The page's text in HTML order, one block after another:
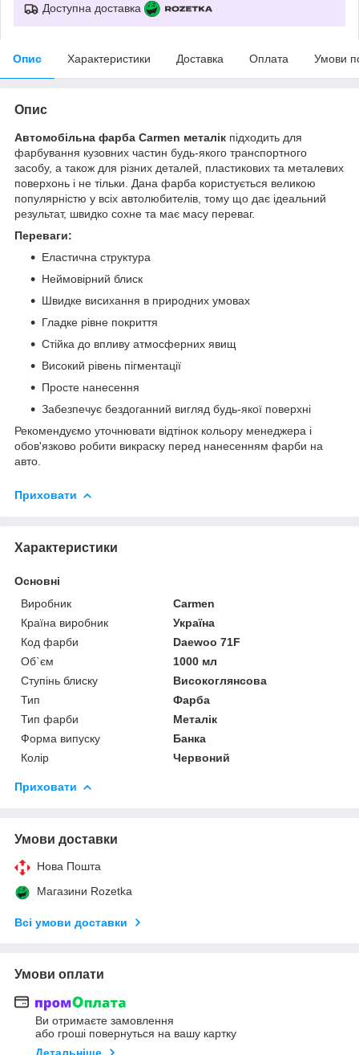
Доступна доставка
Опис Характеристики Доставка Оплата Умови
Опис
Автомобільна фарба Carmen металік підходить для
фарбування кузовних частин будь-якого транспортного
засобу, а також для різних деталей, пластикових та металевих
поверхонь і не тільки. Дана фарба користується великою
популярністю у всіх автолюбителів, тому що дає ідеальний
результат, швидко сохне та має масу переваг.
Переваги:
Еластична структура
Неймовірний блиск
Швидке висихання в природних умовах
Гладке рівне покриття
Стійка до впливу атмосферних явищ
Високий рівень пігментації
Просте нанесення
Забезпечує бездоганний вигляд будь-якої поверхні
Рекомендуємо уточнювати відтінок кольору менеджера і
обов'язково робити викраску перед нанесенням фарби на
авто.
Приховати
Характеристики
Основні
Виробник
Carmen
Країна виробник
Україна
Код фарби
Daewoo 71F
Об`єм
1000 мл
Ступінь блиску
Високоглянсова
Тип
Фарба
Тип фарби
Металік
Форма випуску
Банка
Колір
Червоний
Приховати
Умови доставки
Нова Пошта
Магазини Rozetka
Всі умови доставки
Умови оплати
Ви отримаєте замовлення
або гроші повернуться на вашу картку